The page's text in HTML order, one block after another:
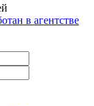
в агентстве